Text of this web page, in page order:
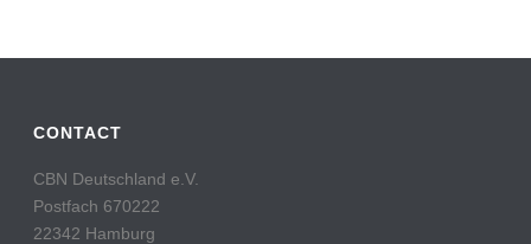
CONTACT
CBN Deutschland e.V.
Postfach 670222
22342 Hamburg